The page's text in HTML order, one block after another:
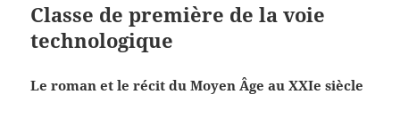
Classe de première de la voie
technologique
Le roman et le récit du Moyen Âge au XXIe siècle